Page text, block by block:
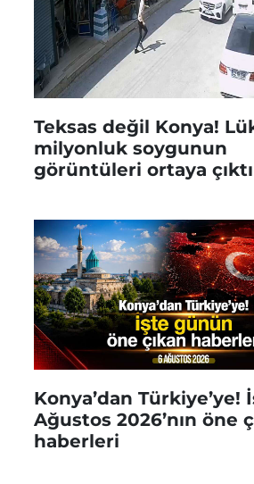
Teksas değil Konya!
milyonluk soygunun
görüntüleri ortaya çıktı
Konya’dan Türkiye’ye!
Ağustos 2026’nın öne
haberleri